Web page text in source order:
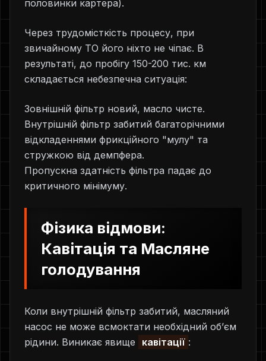
половинки картера).
Через трудомісткість процесу, при
звичайному ТО його ніхто не чіпає. В
результаті, до пробігу 150-200 тис. км
складається небезпечна ситуація:
Зовнішній фільтр новий, масло чисте.
Внутрішній фільтр забитий багаторічними
відкладеннями фрикційного "мулу" та
стружкою від демпфера.
Пропускна здатність фільтра падає до
критичного мінімуму.
Фізика відмови:
Кавітація та Масляне
голодування
Коли внутрішній фільтр забитий, масляний
насос не може всмоктати необхідний об’єм
рідини. Виникає явище
кавітації :